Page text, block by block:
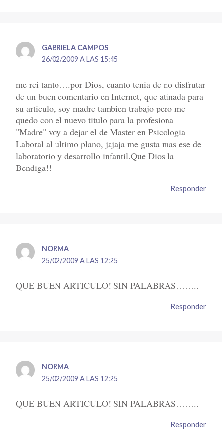
GABRIELA CAMPOS
26/02/2009 A LAS 15:45
me rei tanto….por Dios, cuanto tenia de no disfrutar
de un buen comentario en Internet, que atinada para
su articulo, soy madre tambien trabajo pero me
quedo con el nuevo titulo para la profesiona
"Madre" voy a dejar el de Master en Psicologia
Laboral al ultimo plano, jajaja me gusta mas ese de
laboratorio y desarrollo infantil.Que Dios la
Bendiga!!
Responder
NORMA
25/02/2009 A LAS 12:25
QUE BUEN ARTICULO! SIN PALABRAS……..
Responder
NORMA
25/02/2009 A LAS 12:25
QUE BUEN ARTICULO! SIN PALABRAS……..
Responder